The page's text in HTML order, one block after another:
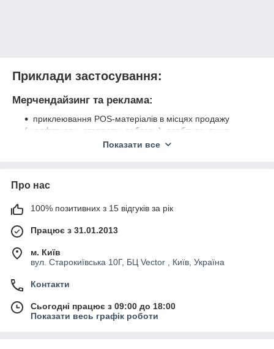
Приклади застосування:
Мерчендайзинг та реклама:
приклеювання POS-матеріалів в місцях продажу
(шелфтокери, стоппери, воблери), особливо, якщо
площа приклеювання менше 1см (напр., ніжки для
місцях тимчасового розміщення.
як плінтус або кабель канал;
Декор:
завдяки моментальній адгезії відмінно
Інструкція по застосуванню:
Показати все
Про нас
100% позитивних з 15 відгуків за рік
Працює з 31.01.2013
м. Київ
вул. Старокиївська 10Г, БЦ Vector , Київ, Україна
Контакти
Сьогодні працює з 09:00 до 18:00
Показати весь графік роботи